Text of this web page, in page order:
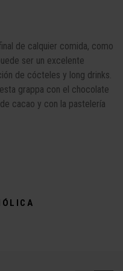
de calquier comida, como
ser un excelente
de cócteles y long drinks.
grappa con el chocolate
cacao y con la pastelería